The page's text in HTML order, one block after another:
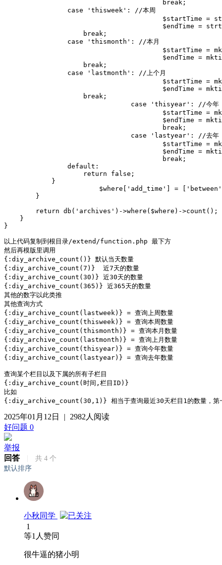
case 'thisweek': //本周
break;
case 'thismonth': //本月
break;
case 'lastmonth': //上个月
break;
default:
return false;
}
}
return db('archives')->where($where)->count();
}
}
以上代码复制到根目录/extend/function.php 最下方
然后再模版里调用
{:diy_archive_count()} 默认当天数量
{:diy_archive_count(7)}  近7天的数量
{:diy_archive_count(30)} 近30天的数量
{:diy_archive_count(365)} 近365天的数量
其他的数字以此类推
其他查询方式
{:diy_archive_count(lastweek)} = 查询上周数量
{:diy_archive_count(thisweek)} = 查询本周数量
{:diy_archive_count(thismonth)} = 查询本月数量
{:diy_archive_count(lastmonth)} = 查询上月数量
{:diy_archive_count(thisyear)} = 查询今年数量
{:diy_archive_count(lastyear)} = 查询去年数量
查询某个栏目以及下属的所有子栏目
{:diy_archive_count(时间,栏目ID)}
比如
{:diy_archive_count(30,1)} 相当于查询最近30天栏目1的数量，第
2025年01月12日 | 2982人阅读
好问题 0
举报
回答
共 4 个
默认排序
小秋同学
1
等1人赞同
很牛逼的猪小明